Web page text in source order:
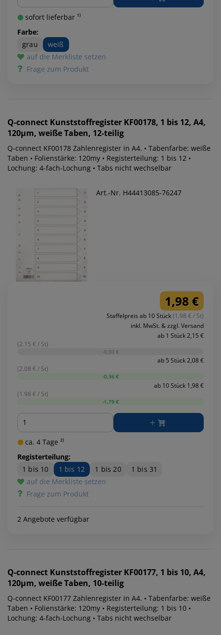
sofort lieferbar ¹⁾
Farbe:
grau
weiß
auf die Merkliste setzen
Frage zum Produkt
Q-connect Kunststoffregister KF00178, 1 bis 12, A4,
120µm, weiße Taben, 12-teilig
Q-connect KF00178 Zahlenregister in A4. • Tabenfarbe: weiße
Taben • Folienstärke: 120my • Registerteilung: 1 bis 12 •
Lochung: 4-fach-Lochung • Tabs nicht wechselbar
Art.-Nr. H44413085-76247
1,98 €
Staffelpreis ab 10 Stück(1.98 € / St)
inkl. MwSt. & zzgl. Versand
ab 1 Stück 2,15 €
(2.15 € / St)
-0,00 €
ab 5 Stück 2,08 €
(2.08 € / St)
-0,36 €
ab 10 Stück 1,98 €
(1.98 € / St)
-1,79 €
Menge
ca. 4 Tage ²⁾
Registerteilung:
1 bis 10
1 bis 12 1 bis 20
1 bis 31
auf die Merkliste setzen
Frage zum Produkt
2 Angebote verfügbar
Q-connect Kunststoffregister KF00177, 1 bis 10, A4,
120µm, weiße Taben, 10-teilig
Q-connect KF00177 Zahlenregister in A4. • Tabenfarbe: weiße
Taben • Folienstärke: 120my • Registerteilung: 1 bis 10 •
Lochung: 4-fach-Lochung • Tabs nicht wechselbar